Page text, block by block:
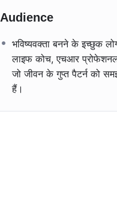
Audience
भविष्यवक्ता बनने के इच्छुक
लाइफ कोच, एचआर
जो जीवन के गुप्त पैटर्न को
हैं।